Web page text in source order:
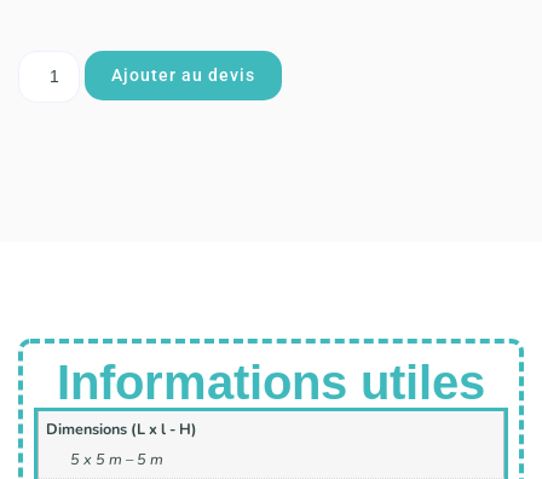
Ajouter au devis
Informations utiles
Dimensions (L x l - H)
5 x 5 m – 5 m